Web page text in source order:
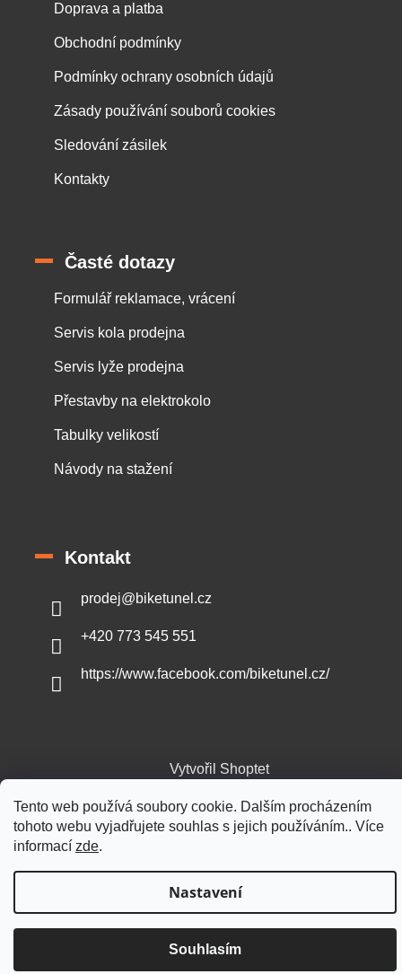
Tento web používá soubory cookie. Dalším procházením
tohoto webu vyjadřujete souhlas s jejich používáním.. Více
informací zde.
Nastavení
Souhlasím
Doprava a platba
Obchodní podmínky
Podmínky ochrany osobních údajů
Zásady používání souborů cookies
Sledování zásilek
Kontakty
Časté dotazy
Formulář reklamace, vrácení
Servis kola prodejna
Servis lyže prodejna
Přestavby na elektrokolo
Tabulky velikostí
Návody na stažení
Kontakt
prodej@biketunel.cz
+420 773 545 551
https://www.facebook.com/biketunel.cz/
Vytvořil Shoptet
Copyright 2026BikeTunel.cz. Všechna práva vyhrazena.